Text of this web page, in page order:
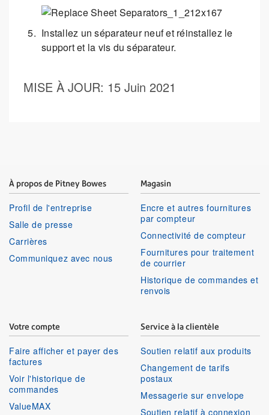
Installez un séparateur neuf et réinstallez le
support et la vis du séparateur.
MISE À JOUR: 15 Juin 2021
À propos de Pitney Bowes
Profil de l'entreprise
Salle de presse
Carrières
Communiquez avec nous
Magasin
Encre et autres fournitures
par compteur
Connectivité de compteur
Fournitures pour traitement
de courrier
Historique de commandes et
renvois
Votre compte
Faire afficher et payer des
factures
Voir l'historique de
commandes
ValueMAX
Service à la clientèle
Soutien relatif aux produits
Changement de tarifs
postaux
Messagerie sur envelope
Soutien relatif à connexion